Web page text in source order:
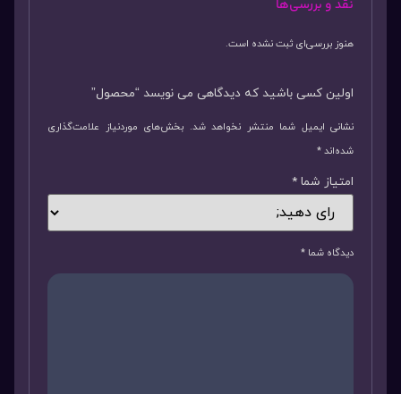
نقد و بررسی‌ها
هنوز بررسی‌ای ثبت نشده است.
اولین کسی باشید که دیدگاهی می نویسد “محصول”
نشانی ایمیل شما منتشر نخواهد شد. بخش‌های موردنیاز علامت‌گذاری
شده‌اند*
امتیاز شما *
دیدگاه شما *